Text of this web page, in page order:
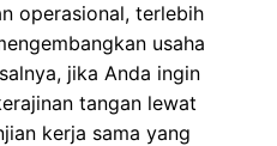
operasional, terlebih
usaha
jika Anda ingin
tangan lewat
kerja sama yang